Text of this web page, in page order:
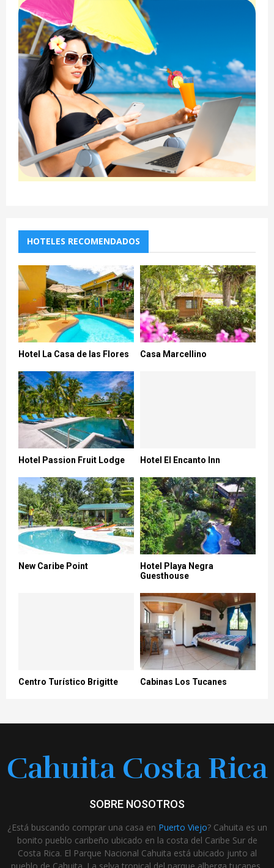
HOTELES RECOMENDADOS
Hotel La Casa de las Flores Casa Marcellino
Hotel Passion Fruit Lodge Hotel El Encanto Inn
New Caribe Point
Hotel Playa Negra
Guesthouse
Centro Turístico Brigitte Cabinas Los Tucanes
Cahuita Costa Rica
SOBRE NOSOTROS
¿Está buscando comprar una casa en Puerto Viejo? Cahuita es un
bonito pueblo caribeño ubicado en la costa del Caribe Sur de
Costa Rica. El Parque Nacional Cahuita está ubicado junto al